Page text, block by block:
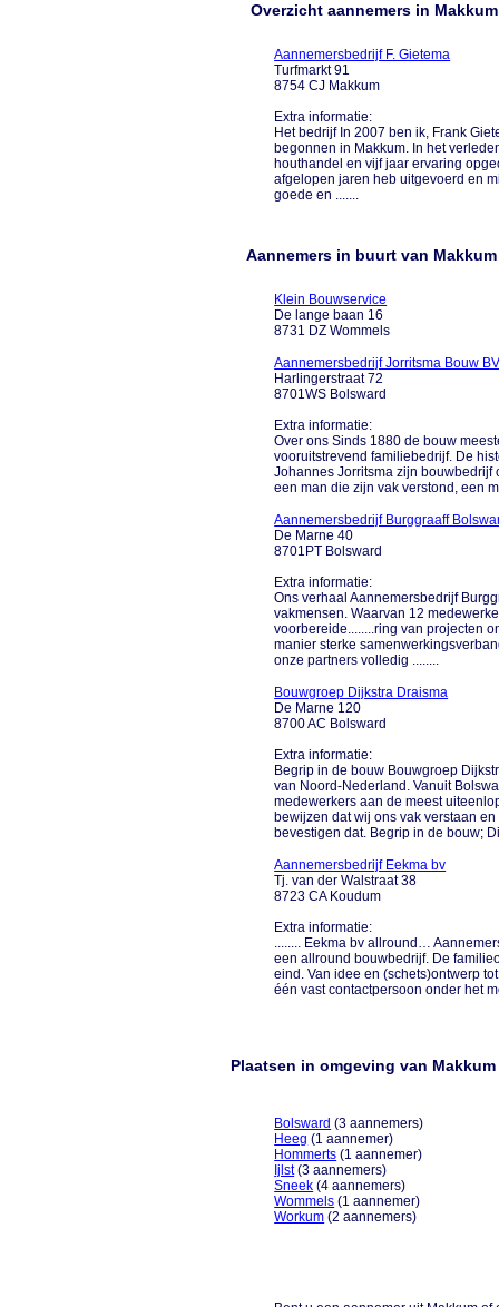
Overzicht aannemers in Makkum
Aannemersbedrijf F. Gietema
Turfmarkt 91
8754 CJ Makkum
Extra informatie:
Het bedrijf In 2007 ben ik, Frank
begonnen in Makkum. In het
houthandel en vijf jaar ervaring
afgelopen jaren heb uitgevoerd en
goede en .......
Aannemers in buurt van Makkum
Klein Bouwservice
De lange baan 16
8731 DZ Wommels
Aannemersbedrijf Jorritsma Bouw
Harlingerstraat 72
8701WS Bolsward
Extra informatie:
Over ons Sinds 1880 de bouw
vooruitstrevend familiebedrijf. De
Johannes Jorritsma zijn
een man die zijn vak verstond, een
Aannemersbedrijf Burggraaff
De Marne 40
8701PT Bolsward
Extra informatie:
Ons verhaal Aannemersbedrijf
vakmensen. Waarvan 12
voorbereide........ring van projecten
manier sterke
onze partners volledig ........
Bouwgroep Dijkstra Draisma
De Marne 120
8700 AC Bolsward
Extra informatie:
Begrip in de bouw Bouwgroep
van Noord-Nederland. Vanuit
medewerkers aan de meest
bewijzen dat wij ons vak verstaan
bevestigen dat. Begrip in de bouw;
Aannemersbedrijf Eekma bv
Tj. van der Walstraat 38
8723 CA Koudum
Extra informatie:
........ Eekma bv allround…
een allround bouwbedrijf. De
eind. Van idee en (schets)ontwerp
één vast contactpersoon onder het
Plaatsen in omgeving van Makkum
Bolsward (3 aannemers)
Heeg (1 aannemer)
Hommerts (1 aannemer)
Ijlst(3 aannemers)
Sneek (4 aannemers)
Wommels (1 aannemer)
Workum (2 aannemers)